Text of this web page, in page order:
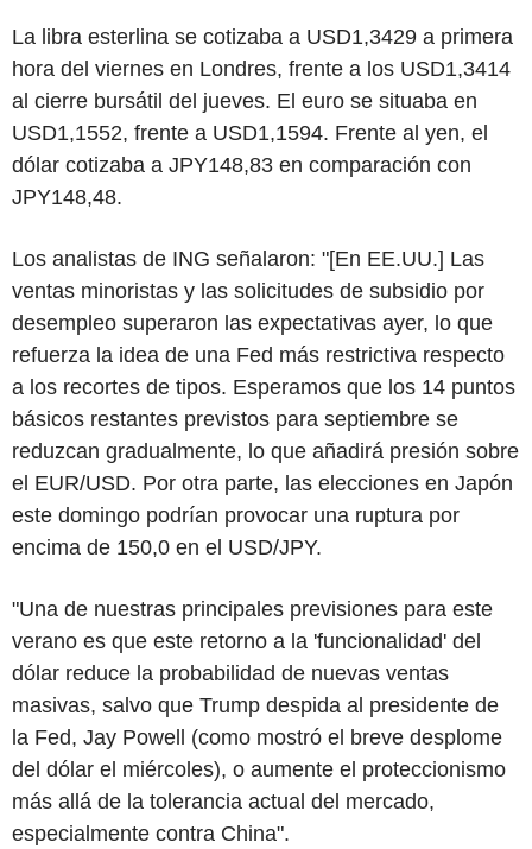
La libra esterlina se cotizaba a USD1,3429 a primera
hora del viernes en Londres, frente a los USD1,3414
al cierre bursátil del jueves. El euro se situaba en
USD1,1552, frente a USD1,1594. Frente al yen, el
dólar cotizaba a JPY148,83 en comparación con
JPY148,48.
Los analistas de ING señalaron: "[En EE.UU.] Las
ventas minoristas y las solicitudes de subsidio por
desempleo superaron las expectativas ayer, lo que
refuerza la idea de una Fed más restrictiva respecto
a los recortes de tipos. Esperamos que los 14 puntos
básicos restantes previstos para septiembre se
reduzcan gradualmente, lo que añadirá presión sobre
el EUR/USD. Por otra parte, las elecciones en Japón
este domingo podrían provocar una ruptura por
encima de 150,0 en el USD/JPY.
"Una de nuestras principales previsiones para este
verano es que este retorno a la 'funcionalidad' del
dólar reduce la probabilidad de nuevas ventas
masivas, salvo que Trump despida al presidente de
la Fed, Jay Powell (como mostró el breve desplome
del dólar el miércoles), o aumente el proteccionismo
más allá de la tolerancia actual del mercado,
especialmente contra China".